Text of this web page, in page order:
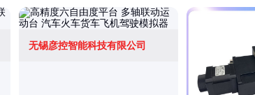
无锡彦控智能科技有限公司